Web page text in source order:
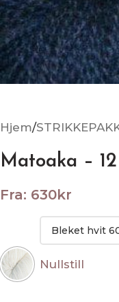
Hjem
Matoaka –
Fra: 630kr
Nullstill